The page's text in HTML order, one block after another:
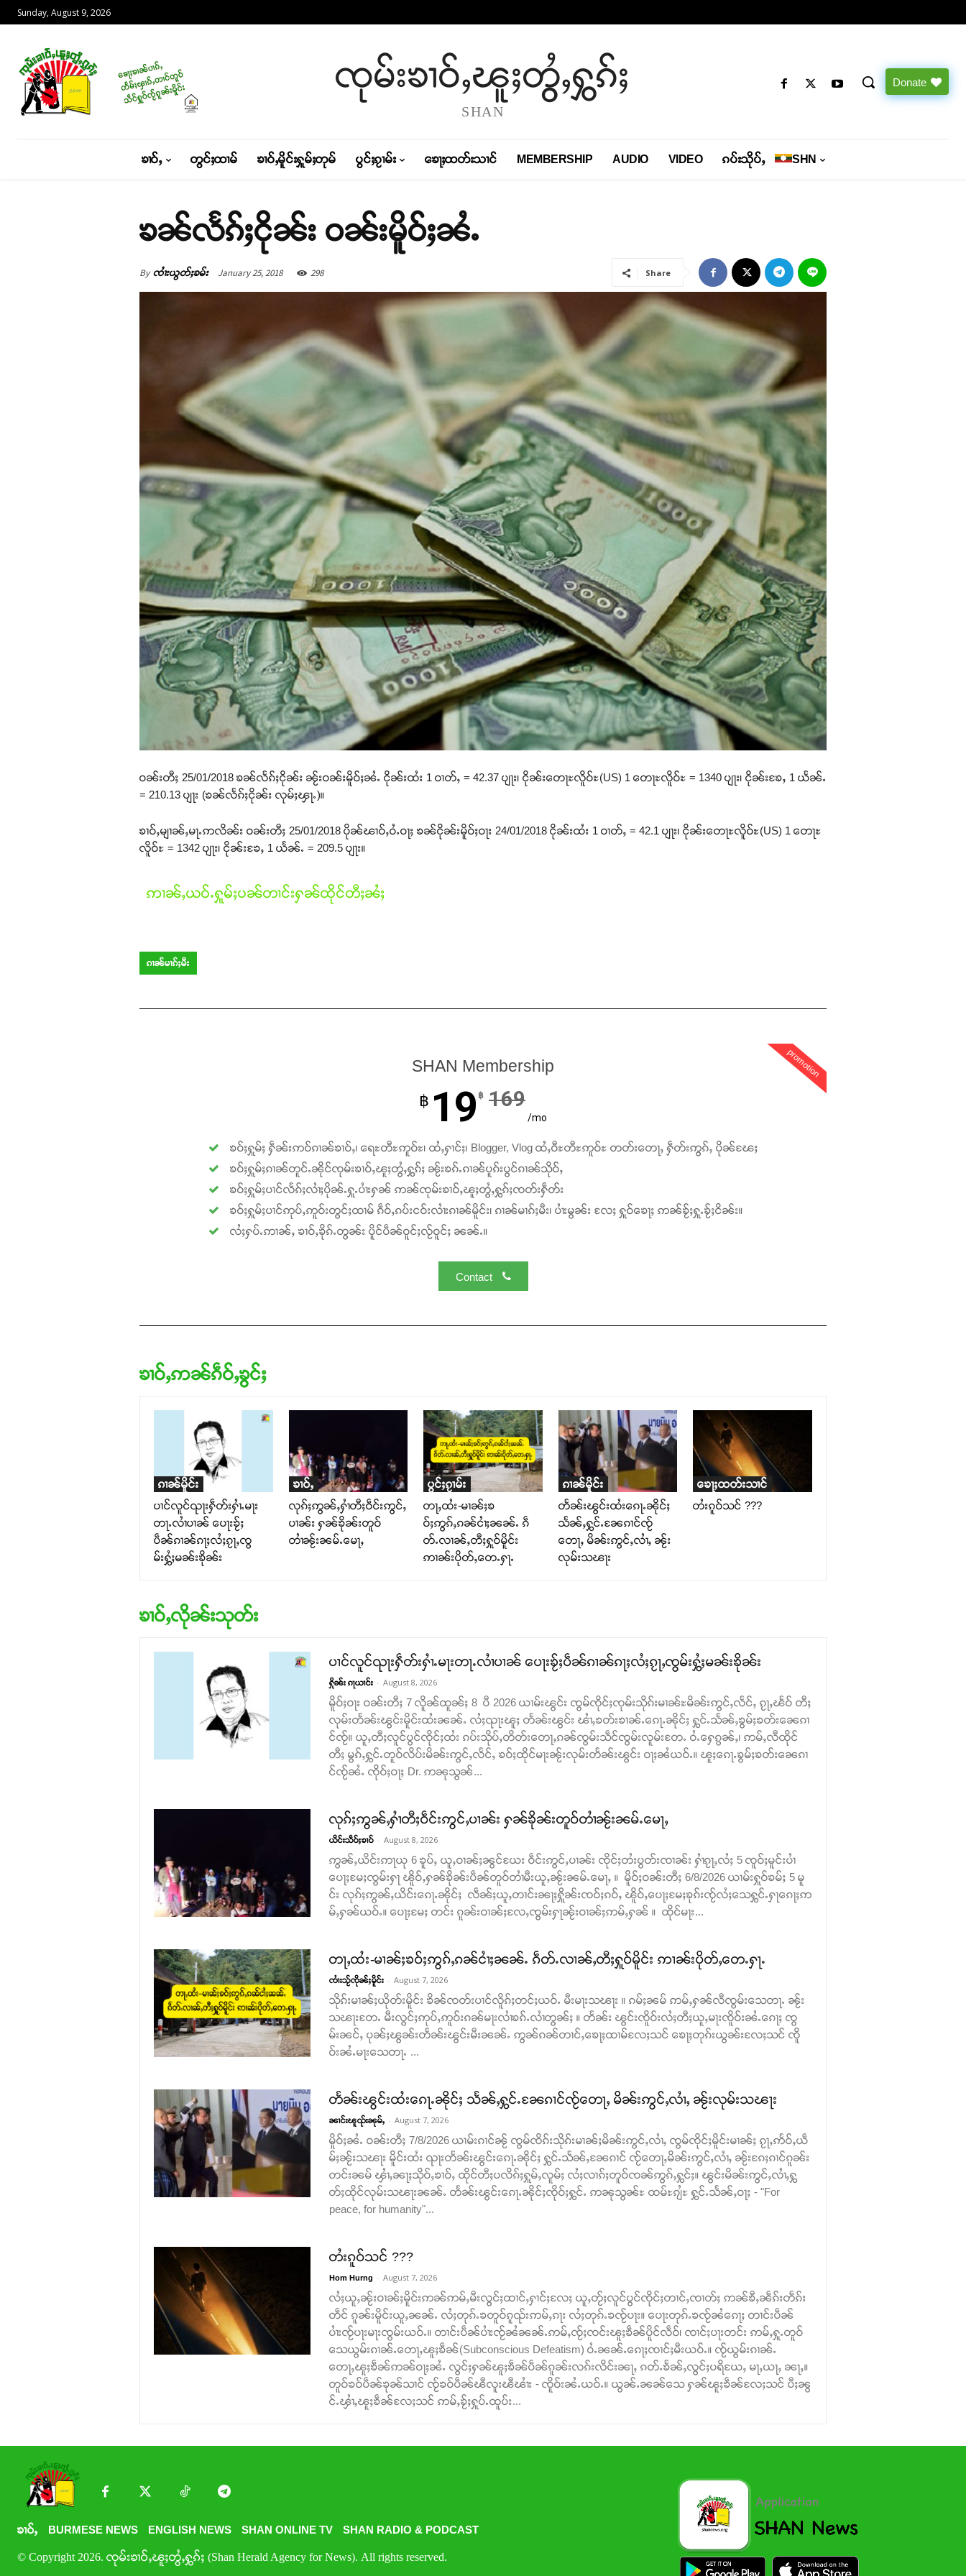
Sunday, August 9, 2026
ၸုမ်းၶၢဝ်ႇၽူႈတွႆႇႁွၵ်ႈ
SHAN
Donate
ၶၢဝ်ႇ တွင်ႈထၢမ် ၶၢဝ်ႇမိူင်းႁူမ်ႈတုမ် ပွင်ႈၵႂၢမ်း ၶေႃႈထတ်းသၢင် MEMBERSHIP AUDIO VIDEO ၵပ်းသိုပ်ႇ SHN
ၶၼ်လႅၵ်ႈငိုၼ်း ဝၼ်းမိူဝ်ႈၼႆႉ
By ၸၢႆးယွတ်ႈၶမ်း January 25, 2018 298 Share
ဝၼ်းတီႈ 25/01/2018 ၶၼ်လႅၵ်ႈငိုၼ်း ၼႂ်းဝၼ်းမိူဝ်ႈၼႆႉ ငိုၼ်းထႆး 1 ဝၢတ်ႇ = 42.37 ပျႃး၊ ငိုၼ်းတေႃႊလိူဝ်ႊ(US) 1 တေႃႊလိူဝ်ႊ = 1340 ပျႃး၊ ငိုၼ်းၶႄႇ 1 ယႅၼ်ႉ
= 210.13 ပျႃး (ၶၼ်လႅၵ်ႈငိုၼ်း လုမ်ႈၾႃႉ)။
ၶၢဝ်ႇမျၢၼ်ႇမႃႉဢလိၼ်း ဝၼ်းတီႈ 25/01/2018 ပိုၼ်ၽၢဝ်ႇဝႆႉဝႃႈ ၶၼ်ငိုၼ်းမိူဝ်ႈဝႃး 24/01/2018 ငိုၼ်းထႆး 1 ဝၢတ်ႇ = 42.1 ပျႃး၊ ငိုၼ်းတေႃႊလိူဝ်ႊ(US) 1 တေႃႊ
လိူဝ်ႊ = 1342 ပျႃး၊ ငိုၼ်းၶႄႇ 1 ယႅၼ်ႉ = 209.5 ပျႃး။
ဢၢၼ်ႇယဝ်ႉႁူမ်ႈပၼ်တၢင်းႁၼ်ထိုင်တီႈၼႆႈ
ၵၢၼ်မၢၵ်ႈမီး
promotion
SHAN Membership
฿ 19 ฿ 169
/mo
ၶဝ်ႈႁူမ်ႈ ႁဵၼ်းဢဝ်ၵၢၼ်ၶၢဝ်ႇ၊ ရေႊတီႊဢူဝ်ႊ၊ ထႆႇႁၢင်ႈ၊ Blogger, Vlog ထႆႇဝီႊတီႊဢူဝ်ႊ တတ်းတေႃႇ ႁဵတ်းဢွၵ်ႇ ပိုၼ်ၽႄႈ
ၶဝ်ႈႁူမ်ႈၵၢၼ်တူင်ႉၼိုင်ၸုမ်းၶၢဝ်ႇၽူႈတွႆႇႁွၵ်ႈ ၼႂ်းၶၵ်ႉၵၢၼ်ပူၵ်းပွင်ၵၢၼ်သိုဝ်ႇ
ၶဝ်ႈႁူမ်ႈပၢင်လႅၵ်ႈလၢႆႈပိုၼ်ႉႁူႉပၢႆးႁၼ် ဢၼ်ၸုမ်းၶၢဝ်ႇၽူႈတွႆႇႁွၵ်ႈၸတ်းႁဵတ်း
ၶဝ်ႈႁူမ်ႈပၢင်ဢုပ်ႇဢူဝ်းတွင်ႈထၢမ် ၵဵဝ်ႇၵပ်းငဝ်းလၢႆးၵၢၼ်မိူင်း၊ ၵၢၼ်မၢၵ်ႈမီး၊ ပၢႆးမွၼ်း လႄႈ ႁူဝ်ၶေႃႈ ဢၼ်ၶႂ်ႈႁူႉၶႂ်ႈငိၼ်း။
လႆႈႁပ်ႉဢၢၼ်ႇ ၶၢဝ်ႇၶိုၵ်ႉတွၼ်း ပိူင်ပဵၼ်ဝူင်ႈလႂ်ဝူင်ႈ ၼၼ်ႉ။
Contact
ၶၢဝ်ႇဢၼ်ၵဵဝ်ႇၶွင်ႈ
ၵၢၼ်မိူင်း
ပၢင်လူင်ၺႃးႁဵတ်းႁၢႆႉမႃး
တႃႉလၢႆပၢၼ် ​​ပေႃးၶႂ်ႈ
ပဵၼ်ၵၢၼ်ၵႃႈလႆႈၵႂႃႇၸွ
မ်းႁွႆႈမၼ်းၶိုၼ်း
ၶၢဝ်ႇ
လုၵ်ႈဢွၼ်ႇႁၢႆတီႈဝဵင်းဢွင်ႇ
ပၢၼ်း ႁၼ်ၶိုၼ်းတူဝ်
တၢႆၼႂ်းၼမ်ႉမေႃႇ
ပွင်ႈၵႂၢမ်း
တႃႇထႆး-မၢၼ်ႈၶ
ဝ်ႈဢွၵ်ႇၵၼ်ငၢႆႈၼၼ်ႉ ၵဵ
တ်ႉလၢၼ်ႇတီႈႁူဝ်မိူင်း
ဢၢၼ်းပိုတ်ႇတေႉႁႃႉ
ၵၢၼ်မိူင်း
တႅၼ်းၽွင်းထႆးၵေႃႉၼိုင်ႈ
သႅၼ်ႇႁွင်ႉၼႄၵၢင်ၸႂ်
တေႃႇ မိၼ်းဢွင်ႇလၢႆႇ ၼႂ်း
လုမ်းသၽႃး
ၶေႃႈထတ်းသၢင်
တႆးၵူဝ်သင် ???
ၶၢဝ်ႇလိုၼ်းသုတ်း
ပၢင်လူင်ၺႃးႁဵတ်းႁၢႆႉမႃးတႃႉလၢႆပၢၼ် ​​ပေႃးၶႂ်ႈပဵၼ်ၵၢၼ်ၵႃႈလႆႈၵႂႃႇၸွမ်းႁွႆႈမၼ်းၶိုၼ်း
ႁိုၼ်း ၵႃယၢင်း - August 8, 2026
မိူဝ်ႈဝႃး ဝၼ်းတီႈ 7 လိူၼ်ထူၼ်ႈ 8 ပီ 2026 ယၢမ်းၽွင်း ၸွမ်ၸိုင်ႈၸုမ်းသိုၵ်းမၢၼ်ႊမိၼ်းဢွင်ႇလႅင်ႇ ၵႂႃႇၽႅဝ် တီႈ
လုမ်းတႅၼ်းၽွင်းမိူင်းထႆးၼၼ်ႉ လႆႈၺႃးၽူႈ တႅၼ်းၽွင်း ၽၢႆႇၶတ်းၶၢၼ်ႉ​​ၵေႃႉၼိုင်ႈ ႁွင်ႉသႅၼ်ႇၶွမ်ႈၶတ်း​​ၼေၵၢ
င်ၸႂ်။ ယူႇတီႈလူင်ပွင်ၸိုင်ႈထႆး ၵပ်းသိုပ်ႇတိတ်း​​တေႃႇၵၼ်ၸွမ်းသဵင်ၸွမ်းလူမ်းတႄႉ ဝႆႉ​​ႁေၵွၼ်ႇ၊ ဢမ်ႇလီထိုင်
တီႈ မွၵ်ႇႁွင်ႉတူဝ်လိပ်းမိၼ်းဢွင်ႇလႅင်ႇ ၶဝ်ႈထိုင်မႃးၼႂ်းလုမ်းတႅၼ်းၽွင်း ဝႃႈၼႆယဝ်ႉ။ ၽူႈ​​ၵေႃႉၶွမ်ႈၶတ်း​​ၼေၵၢ
င်ၸႂ်ၼႆႉ ၸိုဝ်ႈဝႃႈ Dr. ဢၼုသွၼ်...
လုၵ်ႈဢွၼ်ႇႁၢႆတီႈဝဵင်းဢွင်ႇပၢၼ်း ႁၼ်ၶိုၼ်းတူဝ်တၢႆၼႂ်းၼမ်ႉမေႃႇ
ယိင်းသဵဝ်ႈၶၢဝ် - August 8, 2026
ဢွၼ်ႇယိင်းဢႃယု 6 ၶူပ်ႇ ယူႇဝၢၼ်ႈၼွင်ယႄး ဝဵင်းဢွင်ႇပၢၼ်း ၸိုင်ႈတႆးပွတ်းၸၢၼ်း ႁၢႆၵႂႃႇလႆႈ 5 ၸူဝ်ႈမူင်းပၢႆ
ပေႃႈမႄႈၸွမ်းႁႃ ၽိူဝ်ႇႁၼ်ၶိုၼ်းပဵၼ်တူဝ်တၢႆမီးယူႇၼႂ်းၼမ်ႉမေႃႇ ။ မိူဝ်ႈဝၼ်းတီႈ 6/8/2026 ယၢမ်းႁူဝ်ၶမ်ႈ 5 မူ
င်း လုၵ်ႈဢွၼ်ႇယိင်းၵေႃႉၼိုင်ႈ လဵၼ်ႈယူႇတၢင်းၼႃႈႁိူၼ်းၸဝ်ႈၵဝ်ႇ ၽိူဝ်ႇပေႃႈမႄႈၶုၵ်းၸႂ်လႆႈသေႁွင်ႉႁႃၵေႃႈဢ
မ်ႇႁၼ်ယဝ်ႉ။ ပေႃႈမႄႈ တင်း ၵူၼ်းဝၢၼ်ႈလႄႇၸွမ်းႁႃၼႂ်းဝၢၼ်ႈဢမ်ႇႁၼ် ။ ထိုင်မႃး...
တႃႇထႆး-မၢၼ်ႈၶဝ်ႈဢွၵ်ႇၵၼ်ငၢႆႈၼၼ်ႉ ၵဵတ်ႉလၢၼ်ႇတီႈႁူဝ်မိူင်း ဢၢၼ်းပိုတ်ႇတေႉႁႃႉ
ၸၢႆးသႂ်ၸိုၼ်ႈမိူင်း - August 7, 2026
သိုၵ်းမၢၼ်ႈယိုတ်းမိူင်း ၶိၼ်ၸတ်းပၢင်လိူၵ်ႈတင်ႈယဝ်ႉ မီးမႃးသၽႃး ။ ၵမ်ႈၼမ် ဢမ်ႇႁၼ်လီၸွမ်းသေတႃႉ ၼႂ်း
သၽႃးတႄႉ မီးလွင်ႈဢုပ်ႇဢူဝ်းၵၼ်မႃးလၢႆၶၵ်ႉလၢႆတွၼ်ႈ ။ တႅၼ်း ၽွင်းၸိူဝ်းလႆႈတီႈယူႇမႃးၸိူဝ်းၼႆႉၵေႃႈ ၸွ
မ်းၼင်ႇ ပုၼ်ႈၽွၼ်းတႅၼ်းၽွင်းမီးၼၼ်ႉ ဢွၼ်ၵၼ်တၢင်ႇၶေႃႈထၢမ်လႄႈသင် ၶေႃႈတုၵ်းယွၼ်းလႄႈသင် ၸိူ
ဝ်းၼႆႉမႃးသေတႃႉ ...
တႅၼ်းၽွင်းထႆးၵေႃႉၼိုင်ႈ သႅၼ်ႇႁွင်ႉၼႄၵၢင်ၸႂ်တေႃႇ မိၼ်းဢွင်ႇလၢႆႇ ၼႂ်းလုမ်းသၽႃး
ၼၢင်းၽူၺ်းၼုမ်ႇ - August 7, 2026
မိူဝ်ႈၼႆႉ ဝၼ်းတီႈ 7/8/2026 ယၢမ်းၵၢင်ၼႂ် ၸွမ်ၸိၵ်းသိုၵ်းမၢၼ်ႈမိၼ်းဢွင်ႇလၢႆႇ ၸွမ်ၸိုင်ႈမိူင်းမၢၼ်ႈ ၵႂႃႇဢႅဝ်ႇယဵ
မ်ႈၼႂ်းသၽႃး မိူင်းထႆး ၺႃးတႅၼ်းၽွင်းၵေႃႉၼိုင်ႈ ႁွင်ႉသႅၼ်ႇၼႄၵၢင် ၸႂ်တေႃႇမိၼ်းဢွင်ႇလၢႆႇ ၼႂ်းၵႄႈၵၢင်ၵူၼ်း
တင်းၼမ် ၾၢႆႇၼႃႈသိုဝ်ႇၶၢဝ်ႇ ထိုင်တီႈပလိၵ်ႈႁူမ်ႇလူမ်ႈ လႆႈလၢၵ်ႈတူဝ်ၸၼ်ဢွၵ်ႇႁွင်ႈ။ ၽွင်းမိၼ်းဢွင်ႇလၢႆႇႁွ
တ်ႈထိုင်လုမ်းသၽႃးၼၼ်ႉ တႅၼ်းၽွင်းၵေႃႉၼိုင်ႈၸိုဝ်ႈႁွင်ႉ ဢၼုသွၼ်ႊ ထမ်ႊၵျႆႊ ႁွင်ႉသႅၼ်ႇဝႃႈ - "For
peace, for humanity"...
တႆးၵူဝ်သင် ???
Hom Hurng - August 7, 2026
လႆႈယူႇၼႂ်းဝၢၼ်ႈမိူင်းဢၼ်ဢမ်ႇမီးလွင်ႈထၢင်ႇႁၢင်ႈလႄႈ ယူႇတႂ်ႈလူင်ပွင်ၸိုင်ႈတၢင်ႇၸၢတ်ႈ ဢၼ်ၶီႇၼဵၵ်းတဵၵ်း
တဵင် ၵူၼ်းမိူင်းယူႇၼၼ်ႉ လႆႈတုၵ်ႉၶတူဝ်ၵူၺ်းဢမ်ႇၵႃး လႆႈတုၵ်ႉၶၸႂ်ပႃး။ ပေႃးတုၵ်ႉၶၸႂ်ၼႆၵေႃႈ တၢင်းပဵၼ်
ပၢႆးၸႂ်ပႃးမႃးၸွမ်းယဝ်ႉ။ တၢင်းပဵၼ်ပၢႆးၸႂ်ၼႆၼၼ်ႉဢမ်ႇၸႂ်ႈၸင်းၽူႈၶဵၼ်ပိူင်လဵဝ်၊ ၸၢင်ႈပႃးတင်း ဢမ်ႇႁူႉတူဝ်
သေယွမ်းၵၢၼ်ႉတေႃႇၽူႈၶဵၼ်(Subconscious Defeatism) ဝႆႉၼၼ်ႉၵေႃႈၸၢင်ႈမီးယဝ်ႉ။ ၸႂ်ယွမ်းၵၢၼ်ႉ
တေႃႇၽူႈၶဵၼ်ဢၼ်ဝႃႈၼႆႉ လွင်ႈႁၼ်ၽူႈၶဵၼ်ပဵၼ်ၵူၼ်းလၵ်းလိင်းၼႃႇ ၵတ်ႉၶႅၼ်ႇလွင်ႈပရိယႄႇ မႃႇယႃႇ ၼႃႇ။
တူဝ်ၶဝ်ပဵၼ်ၶုၼ်သၢင် ၸႂ်ၶဝ်ပဵၼ်ၽီလူးၽီၽၢႆး - ၸိူဝ်းၼႆႉယဝ်ႉ။ ယွၼ်ႉၼၼ်သေ ႁၼ်ၽူႈၶဵၼ်လႄႈသင် ပီႈၼွ
င်ႉၾၢႆႇၽူႈၶဵၼ်လႄႈသင် ဢမ်ႇၶႂ်ႈႁူပ်ႉထူပ်း...
ၶၢဝ်ႇ BURMESE NEWS ENGLISH NEWS SHAN ONLINE TV SHAN RADIO & PODCAST
© Copyright 2026. ၸုမ်းၶၢဝ်ႇၽူႈတွႆႇႁွၵ်ႈ (Shan Herald Agency for News). All rights reserved.